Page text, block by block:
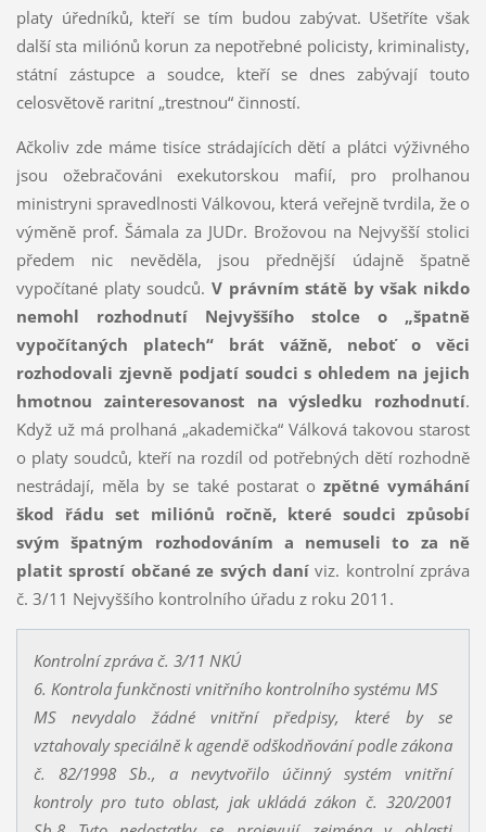
platy úředníků, kteří se tím budou zabývat. Ušetříte však
další sta miliónů korun za nepotřebné policisty, kriminalisty,
státní zástupce a soudce, kteří se dnes zabývají touto
celosvětově raritní „trestnou“ činností.
Ačkoliv zde máme tisíce strádajících dětí a plátci výživného
jsou ožebračováni exekutorskou mafií, pro prolhanou
ministryni spravedlnosti Válkovou, která veřejně tvrdila, že o
výměně prof. Šámala za JUDr. Brožovou na Nejvyšší stolici
předem nic nevěděla, jsou přednější údajně špatně
vypočítané platy soudců. V právním státě by však nikdo
nemohl rozhodnutí Nejvyššího stolce o „špatně
vypočítaných platech“ brát vážně, neboť o věci
rozhodovali zjevně podjatí soudci s ohledem na jejich
hmotnou zainteresovanost na výsledku rozhodnutí.
Když už má prolhaná „akademička“ Válková takovou starost
o platy soudců, kteří na rozdíl od potřebných dětí rozhodně
nestrádají, měla by se také postarat o zpětné vymáhání
škod řádu set miliónů ročně, které soudci způsobí
svým špatným rozhodováním a nemuseli to za ně
platit sprostí občané ze svých daníviz. kontrolní zpráva
č. 3/11 Nejvyššího kontrolního úřadu z roku 2011.
Kontrolní zpráva č. 3/11 NKÚ
6. Kontrola funkčnosti vnitřního kontrolního systému MS
MS nevydalo žádné vnitřní předpisy, které by se
vztahovaly speciálně k agendě odškodňování podle zákona
č. 82/1998 Sb., a nevytvořilo účinný systém vnitřní
kontroly pro tuto oblast, jak ukládá zákon č. 320/2001